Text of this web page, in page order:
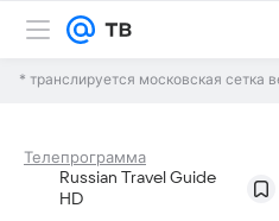
* транслируется московская сетка
Телепрограмма
Russian Travel Guide
HD